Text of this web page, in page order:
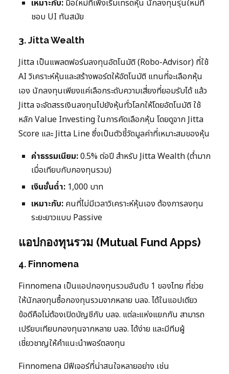
เหมาะกับ: มือใหม่ที่เพิ่งเริ่มเทรดหุ้น นักลงทุนรุ่นใหม่ที่
ชอบ UI ทันสมัย
3. Jitta Wealth
Jitta เป็นแพลตฟอร์มลงทุนอัตโนมัติ (Robo-Advisor) ที่ใช้
AI วิเคราะห์หุ้นและสร้างพอร์ตให้อัตโนมัติ แทนที่จะเลือกหุ้น
เอง นักลงทุนเพียงแค่เลือกระดับความเสี่ยงที่ยอมรับได้ แล้ว
Jitta จะจัดสรรเงินลงทุนไปยังหุ้นทั่วโลกให้โดยอัตโนมัติ ใช้
หลัก Value Investing ในการคัดเลือกหุ้น โดยดูจาก Jitta
Score และ Jitta Line ซึ่งเป็นตัวชี้วัดมูลค่าที่เหมาะสมของหุ้น
ค่าธรรมเนียม:0.5% ต่อปี สำหรับ Jitta Wealth (ต่ำมาก
เมื่อเทียบกับกองทุนรวม)
เงินขั้นต่ำ: 1,000 บาท
เหมาะกับ: คนที่ไม่มีเวลาวิเคราะห์หุ้นเอง ต้องการลงทุน
ระยะยาวแบบ Passive
แอปกองทุนรวม (Mutual Fund Apps)
4. Finnomena
Finnomena เป็นแอปกองทุนรวมอันดับ 1 ของไทย ที่ช่วย
ให้นักลงทุนซื้อกองทุนรวมจากหลาย บลจ. ได้ในแอปเดียว
ข้อดีคือไม่ต้องเปิดบัญชีกับ บลจ. แต่ละแห่งแยกกัน สามารถ
เปรียบเทียบกองทุนจากหลาย บลจ. ได้ง่าย และมีทีมผู้
เชี่ยวชาญให้คำแนะนำพอร์ตลงทุน
Finnomena มีฟีเจอร์ที่น่าสนใจหลายอย่าง เช่น